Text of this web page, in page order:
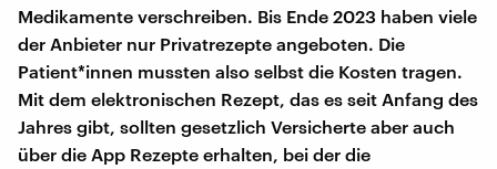
Medikamente verschreiben. Bis Ende 2023 haben viele
der Anbieter nur Privatrezepte angeboten. Die
Patient*innen mussten also selbst die Kosten tragen.
Mit dem elektronischen Rezept, das es seit Anfang des
Jahres gibt, sollten gesetzlich Versicherte aber auch
über die App Rezepte erhalten, bei der die